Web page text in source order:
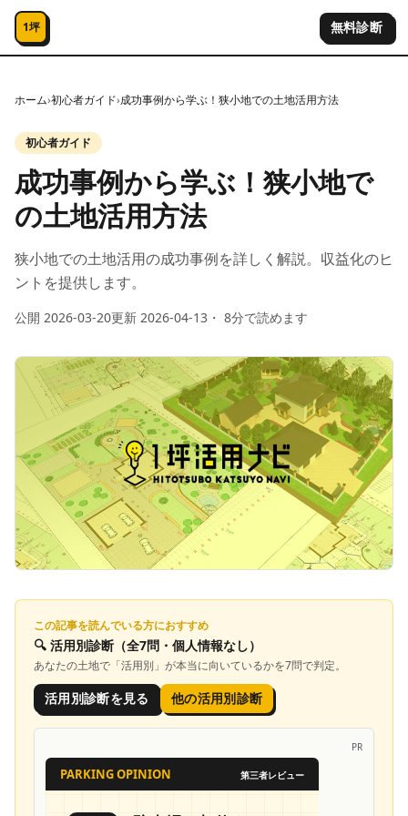
コンテンツへスキップ
1坪 無料診断
ホーム›初心者ガイド›成功事例から学ぶ！狭小地での土地活用方法
初心者ガイド
成功事例から学ぶ！狭小地で
の土地活用方法
狭小地での土地活用の成功事例を詳しく解説。収益化のヒ
ントを提供します。
公開 2026-03-20更新 2026-04-13 ・ 8分で読めます
この記事を読んでいる方におすすめ
🔍 活用別診断 （全7問・個人情報なし）
あなたの土地で「活用別 」が本当に向いているかを7問で判定。
活用別診断を見る 他の活用別診断
PR